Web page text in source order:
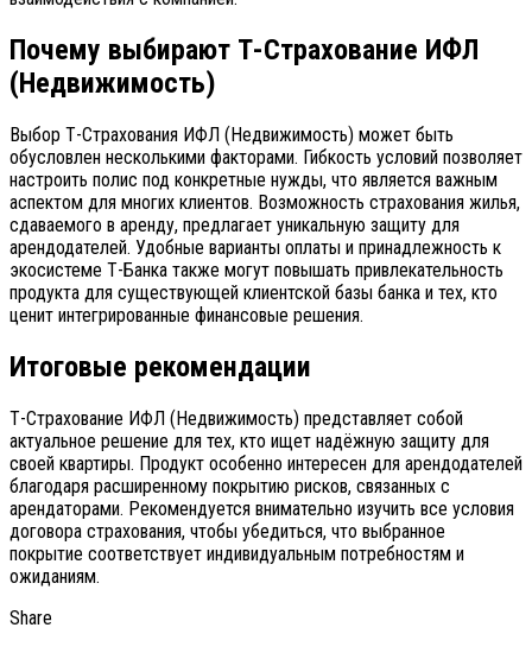
Почему выбирают Т-Страхование ИФЛ
(Недвижимость)
Выбор Т-Страхования ИФЛ (Недвижимость) может быть
обусловлен несколькими факторами. Гибкость условий позволяет
настроить полис под конкретные нужды, что является важным
аспектом для многих клиентов. Возможность страхования жилья,
сдаваемого в аренду, предлагает уникальную защиту для
арендодателей. Удобные варианты оплаты и принадлежность к
экосистеме Т-Банка также могут повышать привлекательность
продукта для существующей клиентской базы банка и тех, кто
ценит интегрированные финансовые решения.
Итоговые рекомендации
Т-Страхование ИФЛ (Недвижимость) представляет собой
актуальное решение для тех, кто ищет надёжную защиту для
своей квартиры. Продукт особенно интересен для арендодателей
благодаря расширенному покрытию рисков, связанных с
арендаторами. Рекомендуется внимательно изучить все условия
договора страхования, чтобы убедиться, что выбранное
покрытие соответствует индивидуальным потребностям и
ожиданиям.
Share